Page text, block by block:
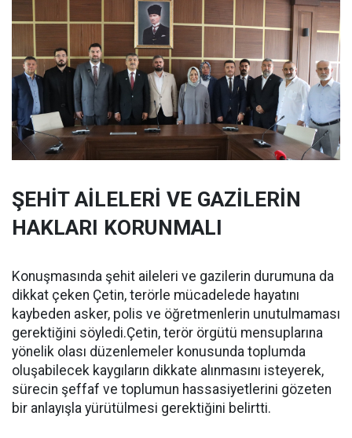
ŞEHİT AİLELERİ VE GAZİLERİN
HAKLARI KORUNMALI
Konuşmasında şehit aileleri ve gazilerin durumuna da
dikkat çeken Çetin, terörle mücadelede hayatını
kaybeden asker, polis ve öğretmenlerin unutulmaması
gerektiğini söyledi.Çetin, terör örgütü mensuplarına
yönelik olası düzenlemeler konusunda toplumda
oluşabilecek kaygıların dikkate alınmasını isteyerek,
sürecin şeffaf ve toplumun hassasiyetlerini gözeten
bir anlayışla yürütülmesi gerektiğini belirtti.